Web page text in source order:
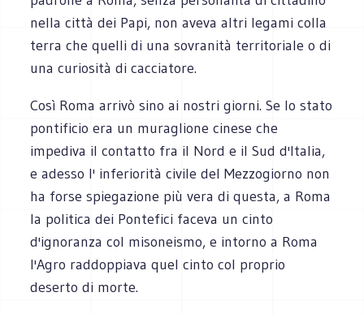
nella città dei Papi, non aveva altri legami colla
terra che quelli di una sovranità territoriale o di
una curiosità di cacciatore.
Così Roma arrivò sino ai nostri giorni. Se lo stato
pontificio era un muraglione cinese che
impediva il contatto fra il Nord e il Sud d'Italia,
e adesso l' inferiorità civile del Mezzogiorno non
ha forse spiegazione più vera di questa, a Roma
la politica dei Pontefici faceva un cinto
d'ignoranza col misoneismo, e intorno a Roma
l'Agro raddoppiava quel cinto col proprio
deserto di morte.